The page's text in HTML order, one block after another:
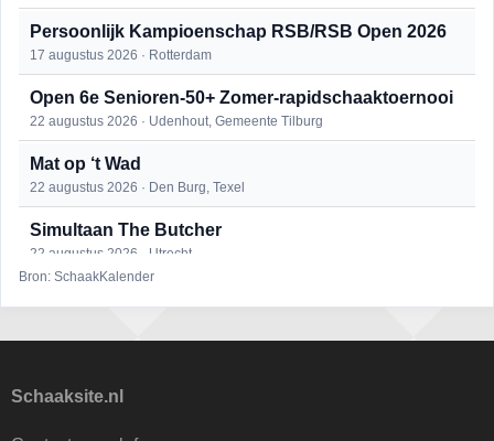
Persoonlijk Kampioenschap RSB/RSB Open 2026
17 augustus 2026 · Rotterdam
Open 6e Senioren-50+ Zomer-rapidschaaktoernooi
22 augustus 2026 · Udenhout, Gemeente Tilburg
Mat op ‘t Wad
22 augustus 2026 · Den Burg, Texel
Simultaan The Butcher
22 augustus 2026 · Utrecht
25 augustus 2026 · Bunschoten-Spakenburg
Bron: SchaakKalender
Schaaksite.nl